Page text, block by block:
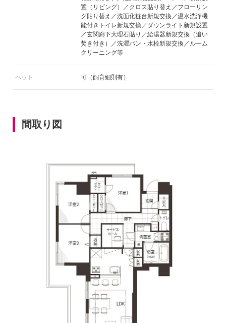
置（リビング）／クロス貼り替え／フローリン
グ貼り替え／洗面化粧台新規交換／温水洗浄機
能付きトイレ新規交換／ダウンライト新規設置
／玄関廊下大理石貼り／給湯器新規交換（追い
焚き付き）／洗濯パン・水栓新規交換／ルーム
クリーニング等
ペット 可（飼育細則有）
間取り図